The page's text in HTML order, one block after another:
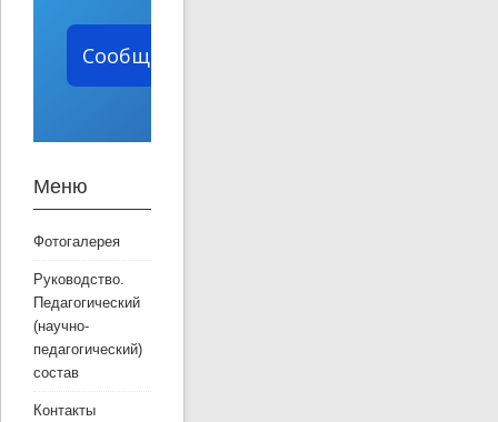
Сообщить о проблеме
Меню
Фотогалерея
Руководство.
Педагогический
(научно-
педагогический)
состав
Контакты